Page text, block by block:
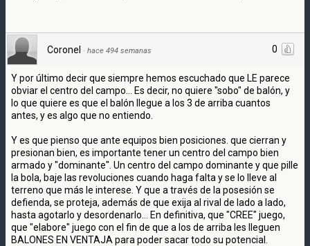
0
Coronel · hace 494 semanas
Y por último decir que siempre hemos escuchado que LE parece
obviar el centro del campo... Es decir, no quiere "sobo" de balón, y
lo que quiere es que el balón llegue a los 3 de arriba cuantos
antes, y es algo que no entiendo.
Y es que pienso que ante equipos bien posiciones. que cierran y
presionan bien, es importante tener un centro del campo bien
armado y "dominante". Un centro del campo dominante y que pille
la bola, baje las revoluciones cuando haga falta y se lo lleve al
terreno que más le interese. Y que a través de la posesión se
defienda, se proteja, además de que exija al rival de lado a lado,
hasta agotarlo y desordenarlo... En definitiva, que "CREE" juego,
que "elabore" juego con el fin de que a los de arriba les lleguen
BALONES EN VENTAJA para poder sacar todo su potencial.